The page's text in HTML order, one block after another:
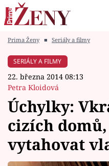
Módní alarm
Témata
Celebrity
Prima Ženy ■ Seriály a filmy
SERIÁLY A FILMY
22. března 2014 08:13
Petra Kloidová
Úchylky:
cizích
vytahovat